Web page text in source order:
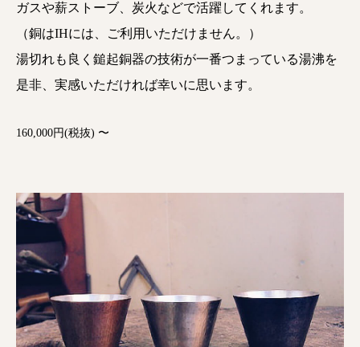
ガスや薪ストーブ、炭火などで活躍してくれます。
（銅はIHには、ご利用いただけません。）
湯切れも良く鎚起銅器の技術が一番つまっている湯沸を
是非、実感いただければ幸いに思います。
160,000円(税抜) 〜